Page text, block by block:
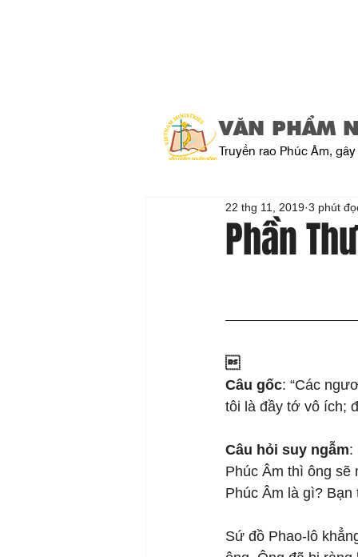
VĂN PHẨM
Truyền rao Phúc Âm,
Phần
22 thg 11, 2019 3 phút

Câu gốc: “Các
tôi là đầy tớ vô ích;
Câu hỏi suy ngẫm:
Phúc Âm thì ông
Phúc Âm là gì?
Sứ đồ Phao-lô